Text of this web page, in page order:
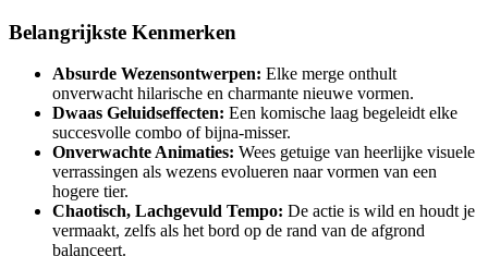
Belangrijkste Kenmerken
Absurde Wezensontwerpen: Elke merge onthult
onverwacht hilarische en charmante nieuwe vormen.
Dwaas Geluidseffecten: Een komische laag begeleidt elke
succesvolle combo of bijna-misser.
Onverwachte Animaties: Wees getuige van heerlijke visuele
verrassingen als wezens evolueren naar vormen van een
hogere tier.
Chaotisch, Lachgevuld Tempo: De actie is wild en houdt je
vermaakt, zelfs als het bord op de rand van de afgrond
balanceert.